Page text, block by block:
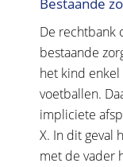
De rechtbank
bestaande
het kind
voetballen.
impliciete
X. In dit geval
met de vader